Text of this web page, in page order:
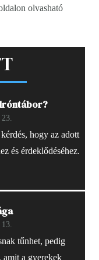
olvasható
hogy az adott
és érdeklődéséhez.
tűnhet, pedig
a gyerekek